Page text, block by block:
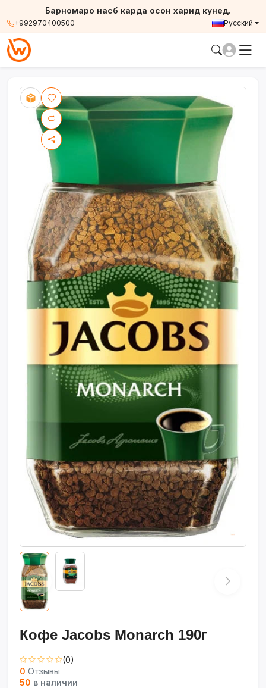
+992970400500
Барномаро насб карда осон харид кунед.
Русский
Кофе Jacobs Monarch 190г
(0)
0 Отзывы
50 в наличии